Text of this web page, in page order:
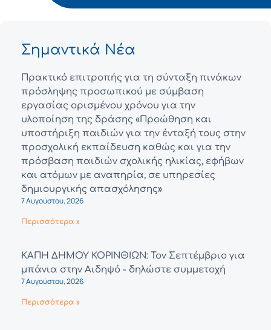
Σημαντικά Νέα
Πρακτικό επιτροπής για τη σύνταξη πινάκων
πρόσληψης προσωπικού με σύμβαση
εργασίας ορισμένου χρόνου για την
υλοποίηση της δράσης «Προώθηση και
υποστήριξη παιδιών για την ένταξή τους στην
προσχολική εκπαίδευση καθώς και για την
πρόσβαση παιδιών σχολικής ηλικίας, εφήβων
και ατόμων με αναπηρία, σε υπηρεσίες
δημιουργικής απασχόλησης»
7 Αυγούστου, 2026
Περισσότερα »
ΚΑΠΗ ΔΗΜΟΥ ΚΟΡΙΝΘΙΩΝ: Τον Σεπτέμβριο για
μπάνια στην Αιδηψό - δηλώστε συμμετοχή
7 Αυγούστου, 2026
Περισσότερα »